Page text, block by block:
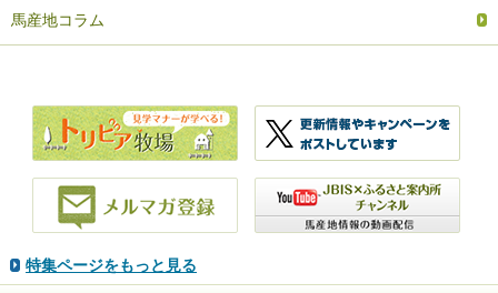
馬産地コラム
特集ページをもっと見る